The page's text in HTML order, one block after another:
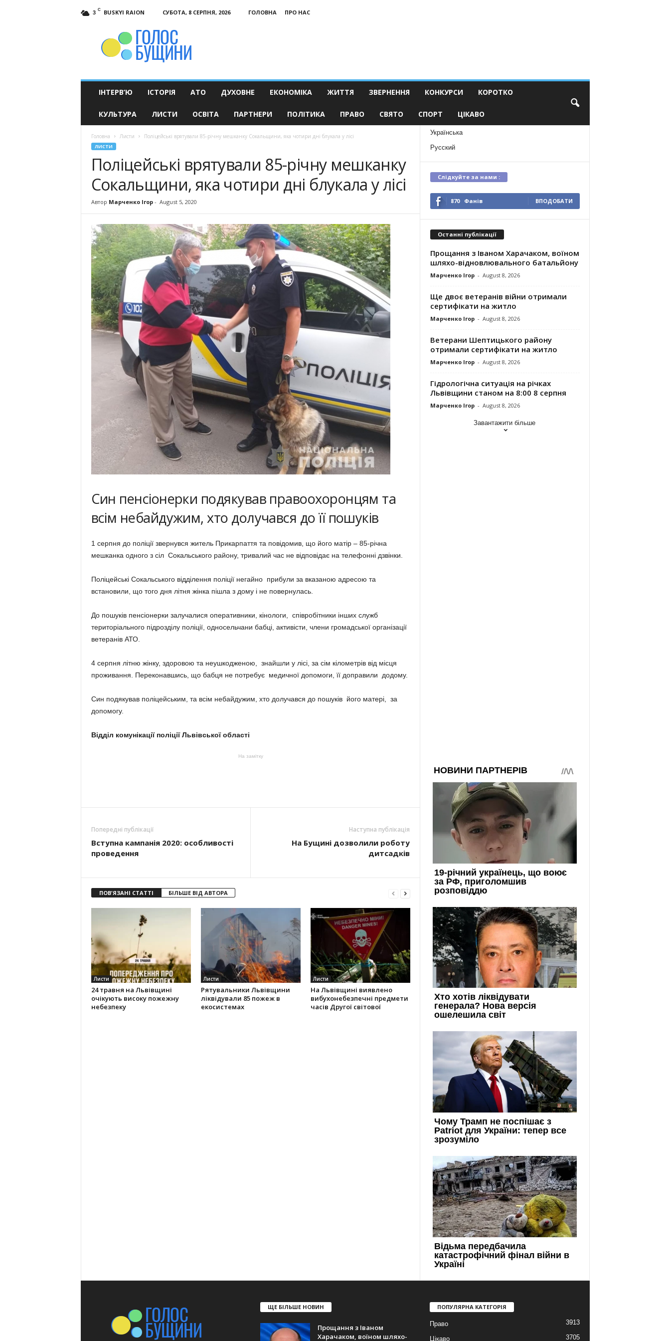
3 C BUSKYI RAION СУБОТА, 8 СЕРПНЯ, 2026 ГОЛОВНА
ПРО НАС
ІНТЕРВ’Ю ІСТОРІЯ АТО ДУХОВНЕ ЕКОНОМІКА ЖИТТЯ ЗВЕРНЕННЯ КОНКУРСИ КОРОТКО
КУЛЬТУРА ЛИСТИ ОСВІТА ПАРТНЕРИ ПОЛІТИКА ПРАВО СВЯТО СПОРТ ЦІКАВО
Головна Листи Поліцейські врятували 85-річну мешканку Сокальщини, яка чотири дні блукала у лісі
ЛИСТИ
Поліцейські врятували 85-річну мешканку
Сокальщини, яка чотири дні блукала у лісі
Автор Марченко Ігор- August 5, 2020
Син пенсіонерки подякував правоохоронцям та
всім небайдужим, хто долучався до її пошуків
1 серпня до поліції звернувся житель Прикарпаття та повідомив, що його матір – 85-річна
мешканка одного з сіл Сокальського району, тривалий час не відповідає на телефонні дзвінки.
Поліцейські Сокальського відділення поліції негайно прибули за вказаною адресою та
встановили, що того дня літня жінка пішла з дому і не повернулась.
До пошуків пенсіонерки залучалися оперативники, кінологи, співробітники інших служб
територіального підрозділу поліції, односельчани бабці, активісти, члени громадської організації
ветеранів АТО.
4 серпня літню жінку, здоровою та неушкодженою, знайшли у лісі, за сім кілометрів від місця
проживання. Переконавшись, що бабця не потребує медичної допомоги, її доправили додому.
Син подякував поліцейським, та всім небайдужим, хто долучався до пошуків його матері, за
допомогу.
Відділ комунікації поліції Львівської області
На замітку
Попередні публікації
Вступна кампанія 2020: особливості
проведення
Наступна публікація
На Бущині дозволили роботу
дитсадків
ПОВ'ЯЗАНІ СТАТТІ БІЛЬШЕ ВІД АВТОРА
Листи
24 травня на Львівщині
очікують високу пожежну
небезпеку
Листи
Рятувальники Львівщини
ліквідували 85 пожеж в
екосистемах
Листи
На Львівщині виявлено
вибухонебезпечні предмети
часів Другої світової
Українська
Русский
Слідкуйте за нами :
870 Фанів ВПОДОБАТИ
Останні публікації
Прощання з Іваном Харачаком, воїном
шляхо-відновлювального батальйону
Марченко Ігор - August 8, 2026
Ще двоє ветеранів війни отримали
сертифікати на житло
Марченко Ігор - August 8, 2026
Ветерани Шептицького району
отримали сертифікати на житло
Марченко Ігор - August 8, 2026
Гідрологічна ситуація на річках
Львівщини станом на 8:00 8 серпня
Марченко Ігор - August 8, 2026
Завантажити більше
ЩЕ БІЛЬШЕ НОВИН
Прощання з Іваном
Харачаком, воїном шляхо-
ПОПУЛЯРНА КАТЕГОРІЯ
Право 3913
Цікаво 3705